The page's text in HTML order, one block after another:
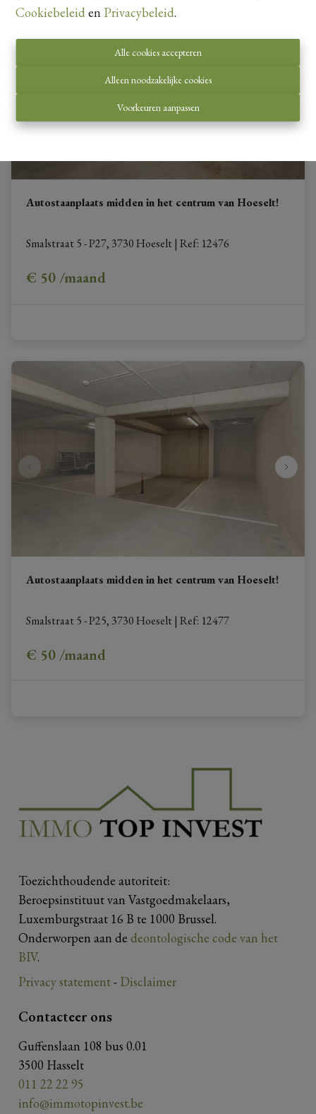
Cookiebeleiden Privacybeleid.
Alle cookies accepteren
Alleen noodzakelijke cookies
Voorkeuren aanpassen
Autostaanplaats midden in het centrum van Hoeselt!
Smalstraat 5 - P27, 3730 Hoeselt | Ref: 12476
€ 50 /maand
Autostaanplaats midden in het centrum van Hoeselt!
Smalstraat 5 - P25, 3730 Hoeselt | Ref: 12477
€ 50 /maand
Toezichthoudende autoriteit:
Beroepsinstituut van Vastgoedmakelaars,
Luxemburgstraat 16 B te 1000 Brussel.
Onderworpen aan de deontologische code van het
BIV.
Privacy statement- Disclaimer
Contacteer ons
Guffenslaan 108 bus 0.01
3500 Hasselt
011 22 22 95
info@immotopinvest.be